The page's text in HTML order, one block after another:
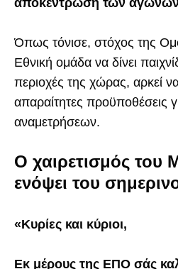
Όπως τόνισε, στόχος της
Εθνική ομάδα να δίνει
περιοχές της χώρας, αρκεί
απαραίτητες προϋποθέσεις
αναμετρήσεων.
Ο χαιρετισμός του
ενόψει του
«Κυρίες και κύριοι,
Εκ μέρους της ΕΠΟ σάς